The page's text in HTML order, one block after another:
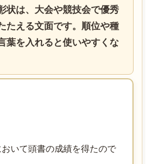
状は、大会や競技会で優秀
たえる文面です。順位や種
葉を入れると使いやすくな
いて頭書の成績を得たので